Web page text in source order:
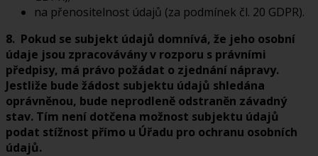
na přenositelnost údajů (za podmínek čl. 20 GDPR).
8. Pokud se subjekt údajů domnívá, že jeho osobní
údaje jsou zpracovávány v rozporu s právními
předpisy, má právo požádat o zjednání nápravy.
Jestliže bude žádost subjektu údajů shledána
oprávněnou, bude neprodleně odstraněn závadný
stav. Tím není dotčena možnost subjektu údajů
podat stížnost přímo u Úřadu pro ochranu osobních
údajů.